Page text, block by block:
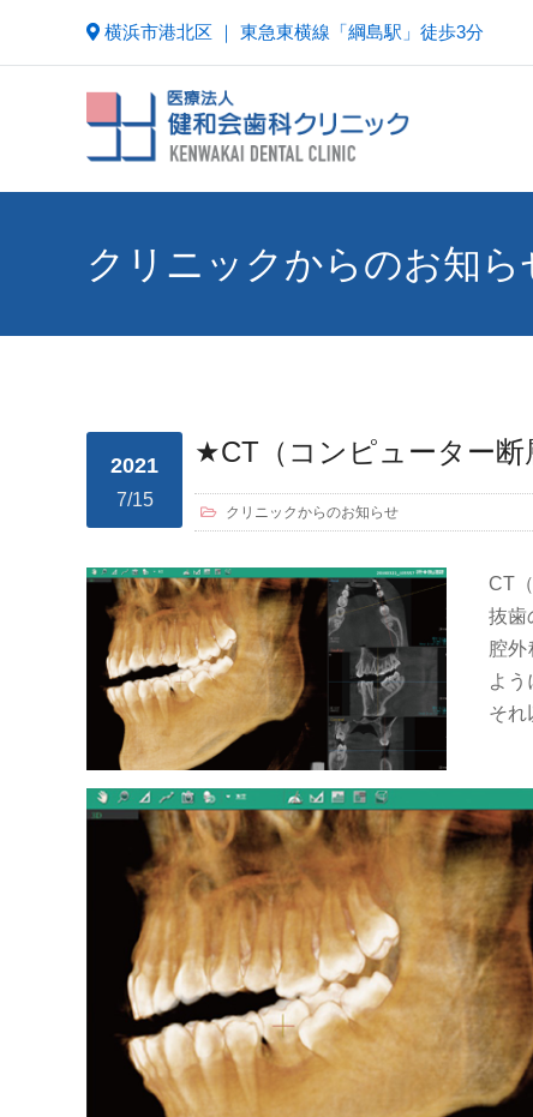
横浜市港北区 ｜ 東急東横線「綱島駅」徒歩3分
クリニックからのお知ら
2021
7/15
★CT（コンピューター断
クリニックからのお知らせ
CT
抜歯
腔
よう
それ